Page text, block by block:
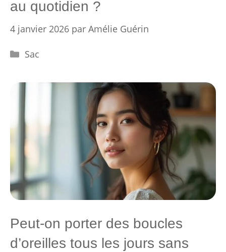
au quotidien ?
4 janvier 2026 par Amélie Guérin
Catégories
Sac
Peut-on porter des boucles
d’oreilles tous les jours sans